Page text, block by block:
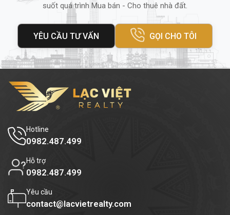
suốt quá trình Mua bán - Cho thuê nhà đất.
YÊU CẦU TƯ VẤN GỌI CHO TÔI
Hotline
0982.487.499
Hỗ trợ
0982.487.499
Yêu cầu
contact@lacvietrealty.com